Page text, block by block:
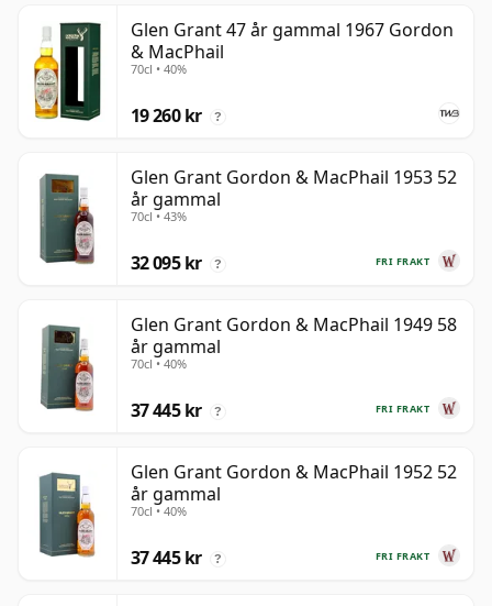
Glen Grant 47 år gammal 1967 Gordon
& MacPhail
70cl • 40%
19 260 kr ?
Glen Grant Gordon & MacPhail 1953 52
år gammal
70cl • 43%
FRI FRAKT
32 095 kr ?
Glen Grant Gordon & MacPhail 1949 58
år gammal
70cl • 40%
FRI FRAKT
37 445 kr ?
Glen Grant Gordon & MacPhail 1952 52
år gammal
70cl • 40%
FRI FRAKT
37 445 kr ?